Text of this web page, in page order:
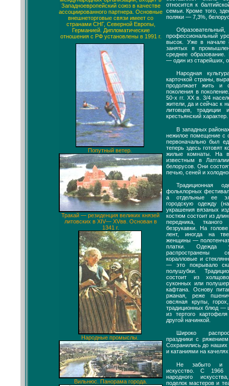
Западноевропейский союз в качестве
ассоциированного партнера. Основные
внешнеторговые связи имеет со
странами СНГ, Северной Европы,
Германией. Дипломатические
отношения с РФ установлены в 1991 г.
Попутный ветер.
Тракай — резиденция великих князей
литовских в XIV— XVвв. Основан в
1341 г.
Народные промыслы.
Вильнюс. Панорама города.
относится к
семьи. Кроме того,
поляки — 7,3%,
профессиональный
высок. Уже в начале
занятых в
среднее образование.
— один из старейших,
Народная
карточкой страны,
продолжает жить и
поколения в
50-х гг. XX в. 3/4
жители, да и сейчас к
литовцев, традиции
крестьянский характер.
В западных
нежилое помещение с
первоначально был
теперь здесь готовят
жилые комнаты. На
известным в
белорусов. Они
печью, сеней и
Традиционная
фольклорных
а отдельные ее
городскую одежду
украшения вязаных
костюм состоит из
передника,
безрукавки. На
лент, иногда на
женщины —
платки. Одежда
распространены
коралловые и
— это покрывало
полушубки.
состоит из
суконных или
кафтана. Основу
ржаная, реже
овсяная крупы,
традиционных блюд —
из тертого
другой начинкой.
Широко
праздники с
Сохранились до наших
и катаниями на
Не забыто и
искусство. С 1966
народного
поделок мастеров и